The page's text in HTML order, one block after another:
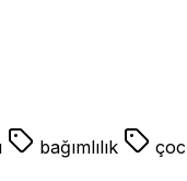
bağımlılık